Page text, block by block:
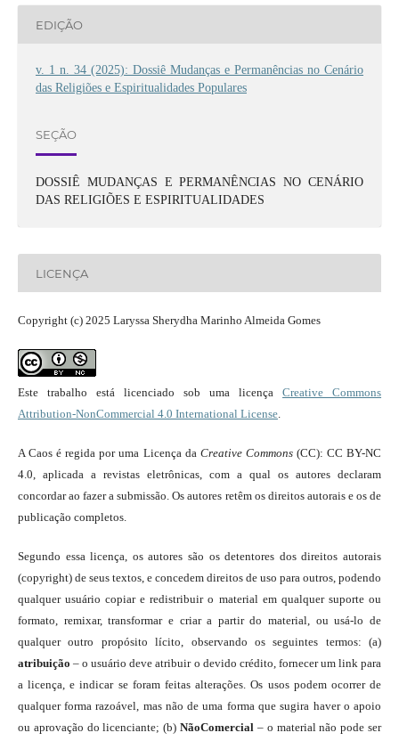
EDIÇÃO
v. 1 n. 34 (2025): Dossiê Mudanças e Permanências no Cenário
das Religiões e Espiritualidades Populares
SEÇÃO
DOSSIÊ MUDANÇAS E PERMANÊNCIAS NO CENÁRIO
DAS RELIGIÕES E ESPIRITUALIDADES
LICENÇA
Copyright (c) 2025 Laryssa Sherydha Marinho Almeida Gomes
Este trabalho está licenciado sob uma licençaCreative Commons
Attribution-NonCommercial 4.0 International License.
A Caos é regida por uma Licença da Creative Commons(CC): CC BY-NC
4.0, aplicada a revistas eletrônicas, com a qual os autores declaram
concordar ao fazer a submissão. Os autores retêm os direitos autorais e os de
publicação completos.
Segundo essa licença, os autores são os detentores dos direitos autorais
(copyright) de seus textos, e concedem direitos de uso para outros, podendo
qualquer usuário copiar e redistribuir o material em qualquer suporte ou
formato, remixar, transformar e criar a partir do material, ou usá-lo de
qualquer outro propósito lícito, observando os seguintes termos: (a)
atribuição – o usuário deve atribuir o devido crédito, fornecer um link para
a licença, e indicar se foram feitas alterações. Os usos podem ocorrer de
qualquer forma razoável, mas não de uma forma que sugira haver o apoio
ou aprovação do licenciante; (b)NãoComercial – o material não pode ser